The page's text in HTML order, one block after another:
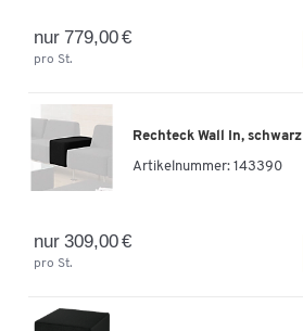
nur 779,00 €
pro St.
Rechteck Wall In, schwarz
Artikelnummer: 143390
nur 309,00 €
pro St.